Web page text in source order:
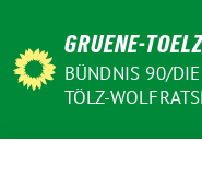
zum
Inhalt
GRUENE-
BÜNDNIS 90/
TÖLZ-